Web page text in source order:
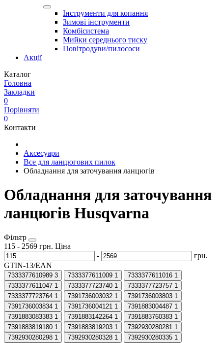
Інструменти для копання
Зимові інструменти
Комбісистема
Мийки середнього тиску
Повітродуви/пилососи
Акції
Каталог
Головна
Закладки
0
Порівняти
0
Контакти
Аксесуари
Все для ланцюгових пилок
Обладнання для заточування ланцюгів
Обладнання для заточування
ланцюгів Husqvarna
Фільтр
115 - 2569 грн. Ціна
-
грн.
GTIN-13/EAN
7333377610989 3 7333377611009 1 7333377611016 1
7333377611047 1 7333377723740 1 7333377723757 1
7333377723764 1 7391736003032 1 7391736003803 1
7391736003834 1 7391736004121 1 7391883004487 1
7391883083383 1 7391883142264 1 7391883760383 1
7391883819180 1 7391883819203 1 7392930280281 1
7392930280298 1 7392930280328 1 7392930280335 1